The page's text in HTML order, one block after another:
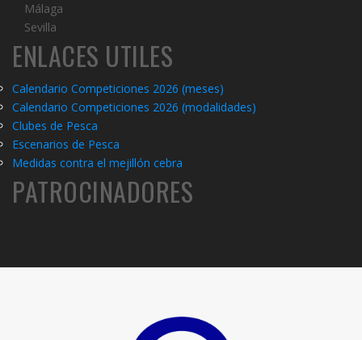
Málaga
Sevilla
ENLACES UTILES
Calendario Competiciones 2026 (meses)
Calendario Competiciones 2026 (modalidades)
Clubes de Pesca
Escenarios de Pesca
Medidas contra el mejillón cebra
PATROCINADORES